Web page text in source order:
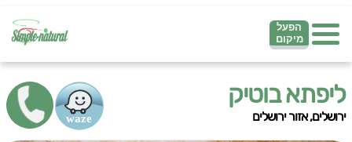
הפעל
מיקום
ליפתא בוטיק
ירושלים, אזור ירושלים